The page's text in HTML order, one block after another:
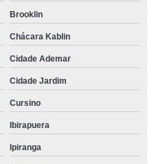
Brooklin
Chácara Kablin
Cidade Ademar
Cidade Jardim
Cursino
Ibirapuera
Ipiranga